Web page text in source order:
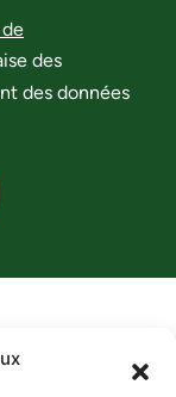
des
des données